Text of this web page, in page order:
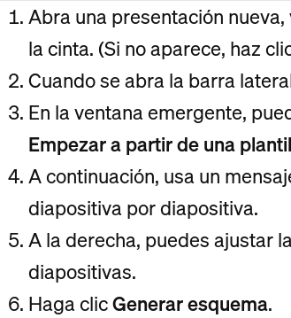
Abra una presentación nueva,
la cinta. (Si no aparece, haz
Cuando se abra la barra
En la ventana emergente,
Empezar a partir de una
A continuación, usa un
diapositiva por diapositiva.
A la derecha, puedes ajustar
diapositivas.
Haga clicGenerar esquema.